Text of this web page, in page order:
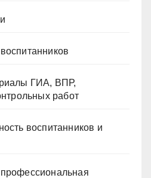
ГИА, ВПР,
работ
воспитанников и